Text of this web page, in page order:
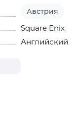
Австрия
Square Enix
Английский